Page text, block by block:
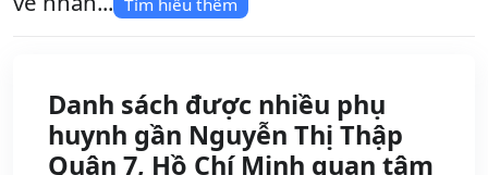
Tìm hiểu thêm
Danh sách được nhiều phụ
huynh gần Nguyễn Thị Thập
Quận 7, Hồ Chí Minh quan tâm